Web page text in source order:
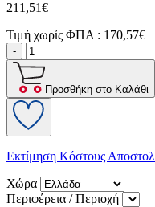
211,51€
Τιμή χωρίς ΦΠΑ : 170,57€
-
Προσθήκη στο Καλάθι
Εκτίμηση Κόστους
Χώρα
Περιφέρεια / Περιοχή